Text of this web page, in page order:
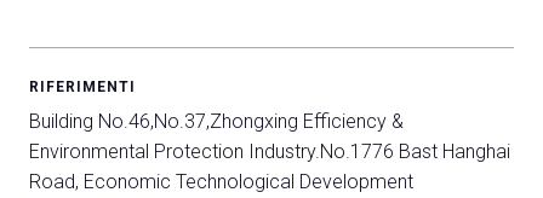
COMPILA IL FORM
RIFERIMENTI
Building No.46,No.37,Zhongxing Efficiency &
Environmental Protection Industry.No.1776 Bast Hanghai
Road, Economic Technological Development